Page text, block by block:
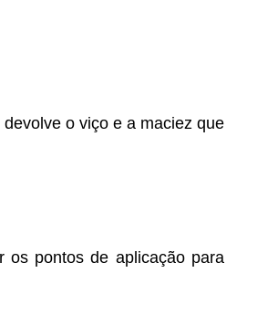
o viço e a maciez que
os pontos de aplicação para